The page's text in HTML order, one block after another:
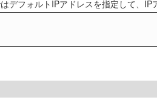
フォルトIPアドレスを指定して、